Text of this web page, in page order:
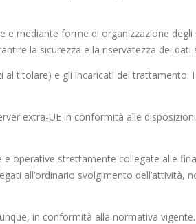
mediante forme di organizzazione degli
la sicurezza e la riservatezza dei dati
titolare) e gli incaricati del trattamento.
extra-UE in conformità alle
operative strettamente collegate alle
all’ordinario svolgimento dell’attività,
in conformità alla normativa vigente.